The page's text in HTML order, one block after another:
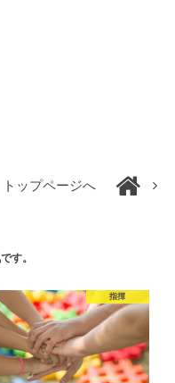
トップページへ
す。
指揮